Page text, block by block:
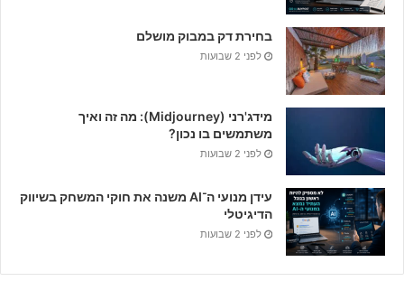
בחירת דק במבוק מושלם
לפני 2 שבועות
מידג'רני (Midjourney): מה זה ואיך
משתמשים בו נכון?
לפני 2 שבועות
עידן מנועי ה־AI משנה את חוקי המשחק בשיווק
הדיגיטלי
לפני 2 שבועות